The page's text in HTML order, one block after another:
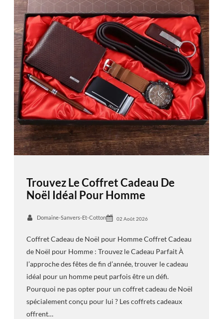
Trouvez Le Coffret Cadeau De
Noël Idéal Pour Homme
Domaine-Sanvers-Et-Cotton 02 Août 2026
Coffret Cadeau de Noël pour Homme Coffret Cadeau
de Noël pour Homme : Trouvez le Cadeau Parfait À
l’approche des fêtes de fin d’année, trouver le cadeau
idéal pour un homme peut parfois être un défi.
Pourquoi ne pas opter pour un coffret cadeau de Noël
spécialement conçu pour lui ? Les coffrets cadeaux
offrent…